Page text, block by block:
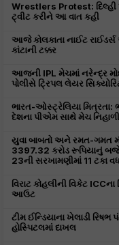
Wrestlers Protest: દિલ્હી
ટ્વીટ કરીને આ વાત કહી
આજે કોલકાતા નાઈટ
કાંટાની ટક્કર
આજની IPL મેચમાં નરેન્દ્ર
પોલીસે ટ્રિપલ લેયર
ભારત-ઓસ્ટ્રેલિયા મિત્રતા:
દેશના પીએમ સાથે મેચ
યુવા બાબતો અને રમત-ગમત
3397.32 કરોડ રૂપિયાનું
23ની સરખામણીમાં 11 ટકા
વિરાટ કોહલીની વિકેટ
આઉટ
ટીમ ઈન્ડિયાના ખેલાડી
હોસ્પિટલમાં દાખલ